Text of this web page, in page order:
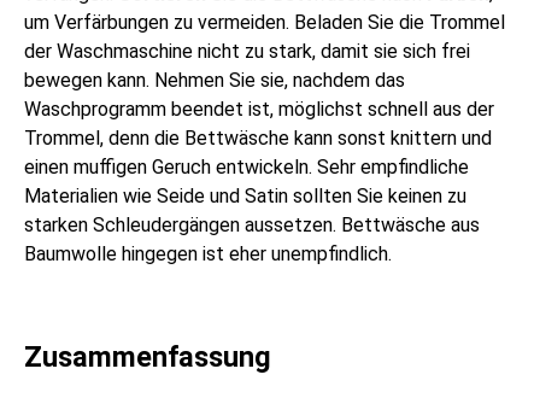
um Verfärbungen zu vermeiden. Beladen Sie die Trommel
der Waschmaschine nicht zu stark, damit sie sich frei
bewegen kann. Nehmen Sie sie, nachdem das
Waschprogramm beendet ist, möglichst schnell aus der
Trommel, denn die Bettwäsche kann sonst knittern und
einen muffigen Geruch entwickeln. Sehr empfindliche
Materialien wie Seide und Satin sollten Sie keinen zu
starken Schleudergängen aussetzen. Bettwäsche aus
Baumwolle hingegen ist eher unempfindlich.
Zusammenfassung